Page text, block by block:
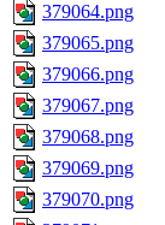
379064.png
379065.png
379066.png
379067.png
379068.png
379069.png
379070.png